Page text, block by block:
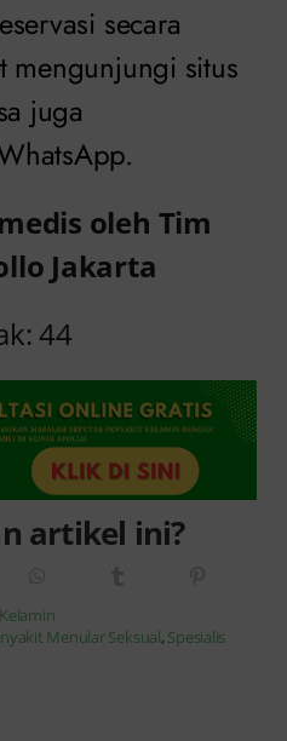
secara
mengunjungi situs
juga
oleh Tim
Jakarta
44
artikel ini?
Menular Seksual, Spesialis